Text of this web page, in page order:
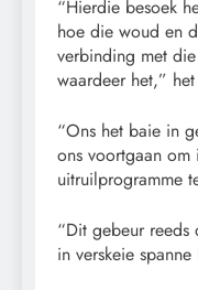
“Hierdie besoek
hoe die woud en
verbinding met
waardeer het,”
“Ons het baie in
ons voortgaan om
uitruilprogramme
“Dit gebeur reeds
in verskeie